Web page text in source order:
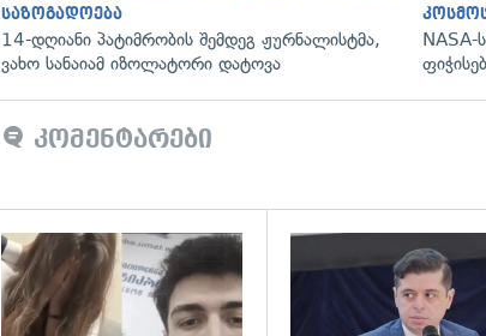
საზოგადოება
14-დღიანი პატიმრობის შემდეგ ჟურნალისტმა,
ვახო სანაიამ იზოლატორი დატოვა
NASA-
კომენტარები